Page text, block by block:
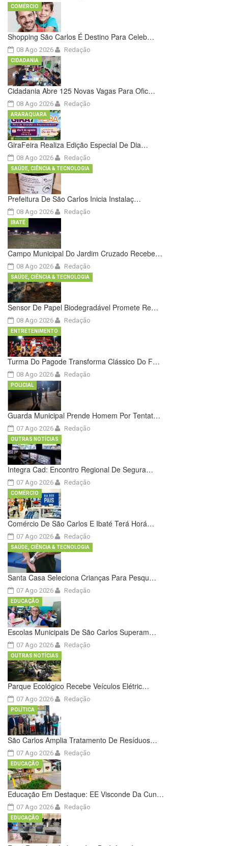
Shopping São Carlos É Destino Para Celeb…
08 Ago 2026
COMÉRCIO
Redação
Cidadania Abre 125 Novas Vagas Para Ofic…
08 Ago 2026
CIDADANIA
Redação
GiraFeira Realiza Edição Especial De Dia…
08 Ago 2026
ARARAQUARA
Redação
Prefeitura De São Carlos Inicia Instalaç…
08 Ago 2026
SAÚDE, CIÊNCIA & TECNOLOGIA
Redação
Campo Municipal Do Jardim Cruzado Recebe…
08 Ago 2026
IBATÉ
Redação
Sensor De Papel Biodegradável Promete Re…
08 Ago 2026
SAÚDE, CIÊNCIA & TECNOLOGIA
Redação
Turma Do Pagode Transforma Clássico Do F…
08 Ago 2026
ENTRETENIMENTO
Redação
Guarda Municipal Prende Homem Por Tentat…
07 Ago 2026
POLICIAL
Redação
Integra Cad: Encontro Regional De Segura…
07 Ago 2026
OUTRAS NOTÍCIAS
Redação
Comércio De São Carlos E Ibaté Terá Horá…
07 Ago 2026
COMÉRCIO
Redação
Santa Casa Seleciona Crianças Para Pesqu…
07 Ago 2026
SAÚDE, CIÊNCIA & TECNOLOGIA
Redação
Escolas Municipais De São Carlos Superam…
07 Ago 2026
EDUCAÇÃO
Redação
Parque Ecológico Recebe Veículos Elétric…
07 Ago 2026
OUTRAS NOTÍCIAS
Redação
São Carlos Amplia Tratamento De Resíduos…
07 Ago 2026
POLÍTICA
Redação
Educação Em Destaque: EE Visconde Da Cun…
07 Ago 2026
EDUCAÇÃO
Redação
EDUCAÇÃO